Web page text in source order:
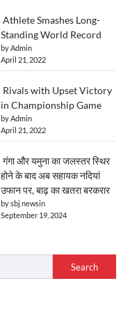
Athlete Smashes Long-
Standing World Record
by Admin
April 21, 2022
Rivals with Upset Victory
in Championship Game
by Admin
April 21, 2022
गंगा और यमुना का जलस्तर स्थिर
होने के बाद अब सहायक नदियां
उफान पर, बाढ़ का खतरा बरकरार
by sbj newsin
September 19, 2024
Search